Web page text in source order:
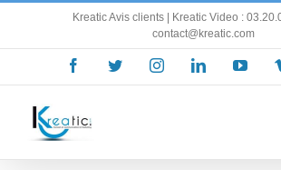
content
Kreatic Avis clients| Kreatic Video :
contact@kreatic.com
FacebookTwitterInstagramLinkedIn